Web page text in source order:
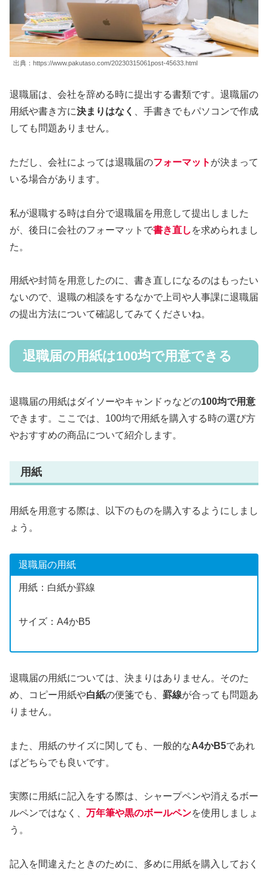
出典：https://www.pakutaso.com/20230315061post-45633.html
退職届は、会社を辞める時に提出する書類です。退職届の
用紙や書き方に決まりはなく
、手書きでもパソコンで作成
しても問題ありません。
ただし、会社によっては退職届のフォーマット が決まって
いる場合があります。
私が退職する時は自分で退職届を用意して提出しました
が、後日に会社のフォーマットで書き直し を求められまし
た。
用紙や封筒を用意したのに、書き直しになるのはもったい
ないので、退職の相談をするなかで上司や人事課に退職届
の提出方法について確認してみてくださいね。
退職届の用紙は100均で用意できる
退職届の用紙はダイソーやキャンドゥなどの100均で用意
できます。ここでは、100均で用紙を購入する時の選び方
やおすすめの商品について紹介します。
用紙
用紙を用意する際は、以下のものを購入するようにしまし
ょう。
退職届の用紙
用紙：白紙か罫線
サイズ：A4かB5
退職届の用紙については、決まりはありません。そのた
め、コピー用紙や白紙の便箋でも、 罫線が合っても問題あ
りません。
また、用紙のサイズに関しても、一般的なA4かB5であれ
ばどちらでも良いです。
実際に用紙に記入をする際は、シャープペンや消えるボー
ルペンではなく、 万年筆や黒のボールペンを使用しましょ
う。
記入を間違えたときのために、多めに用紙を購入しておく